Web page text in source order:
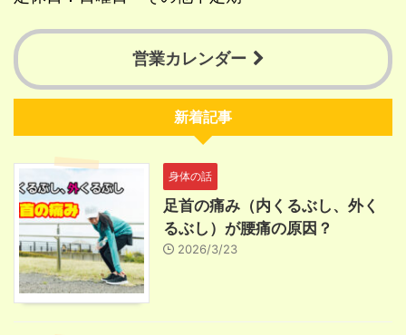
営業カレンダー
新着記事
身体の話
足首の痛み（内くるぶし、外く
るぶし）が腰痛の原因？
2026/3/23